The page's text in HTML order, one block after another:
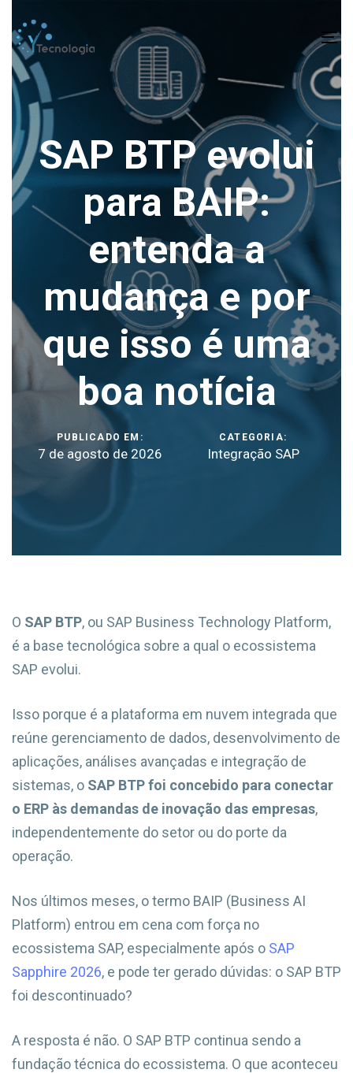
SAP BTP evolui
para BAIP:
entenda a
mudança e por
que isso é uma
boa notícia
PUBLICADO EM:
7 de agosto de 2026
CATEGORIA:
Integração SAP
O SAP BTP, ou SAP Business Technology Platform,
é a base tecnológica sobre a qual o ecossistema
SAP evolui.
Isso porque é a plataforma em nuvem integrada que
reúne gerenciamento de dados, desenvolvimento de
aplicações, análises avançadas e integração de
sistemas, o SAP BTP foi concebido para conectar
o ERP às demandas de inovação das empresas,
independentemente do setor ou do porte da
operação.
Nos últimos meses, o termo BAIP (Business AI
Platform) entrou em cena com força no
ecossistema SAP, especialmente após o SAP
Sapphire 2026, e pode ter gerado dúvidas: o SAP BTP
foi descontinuado?
A resposta é não. O SAP BTP continua sendo a
fundação técnica do ecossistema. O que aconteceu